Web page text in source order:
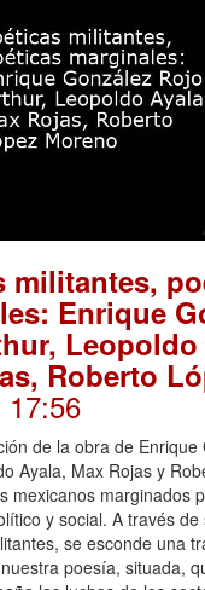
militantes,
Enrique
Leopoldo
Roberto
17:56
de la obra de Enrique
Ayala, Max Rojas y
mexicanos marginados
y social. A través de
se esconde una
poesía, situada,